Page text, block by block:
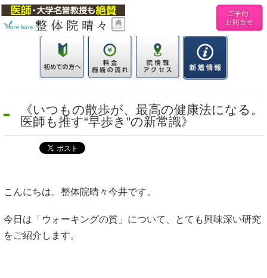
《いつもの散歩が、最高の健康法になる。
医師も推す“早歩き”の新常識》
こんにちは。整体院晴々今井です。
今日は「ウォーキングの質」について、とても興味深い研究
をご紹介します。